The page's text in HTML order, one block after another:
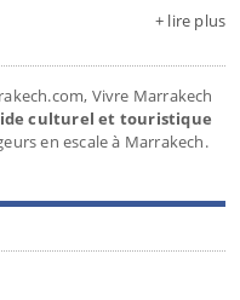
+ lire plus
Vivre Marrakech
culturel et touristique
en escale à Marrakech.